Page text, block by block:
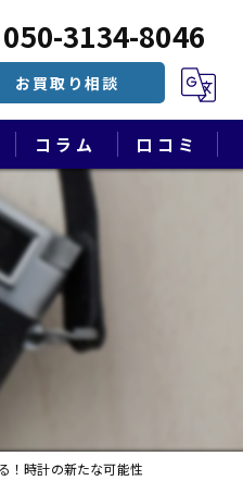
050-3134-8046
お買取り相談
コラム 口コミ
！時計の新たな可能性